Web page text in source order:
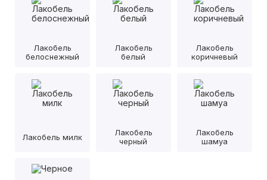
Лакобель
белоснежный
Лакобель
белый
Лакобель
коричневый
Лакобель милк
Лакобель
черный
Лакобель
шамуа